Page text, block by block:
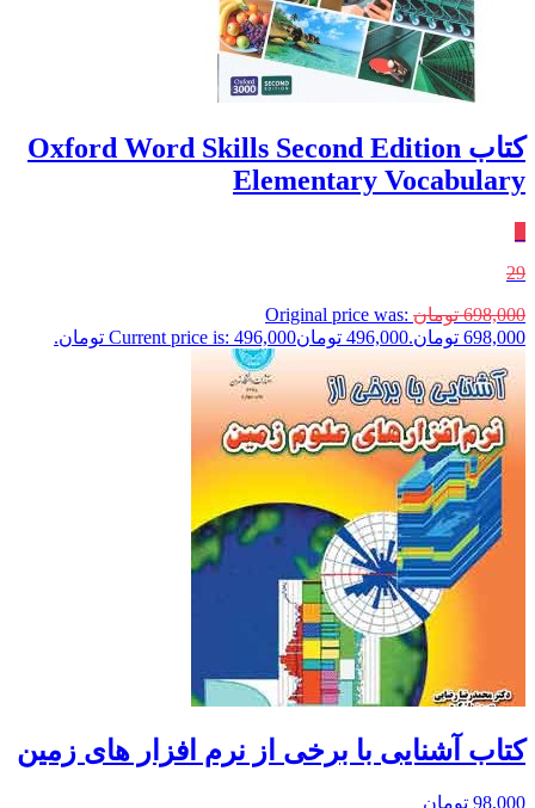
کتاب Oxford Word Skills Second Edition
Elementary Vocabulary
29
698,000 تومان Original price was:
698,000 تومان.
496,000 تومانCurrent price is: 496,000 تومان.
کتاب آشنایی با برخی از نرم افزار های زمین
98,000 تومان